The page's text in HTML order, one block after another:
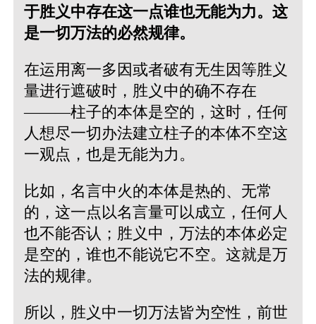
于胜义中存在这一点谁也无能为力。这
是一切万法的必然规律。
在运用离一多因或者破有无生因等胜义
量进行遮破时，胜义中的确不存在
———柱子的本体是空的，这时，任何
人想尽一切办法建立柱子的本体不空这
一观点，也是无能为力。
比如，名言中火的本体是热的、无常
的，这一点以名言量可以成立，任何人
也不能否认；胜义中，万法的本体必定
是空的，谁也不能说它不空。这就是万
法的规律。
所以，胜义中一切万法皆为空性，前世